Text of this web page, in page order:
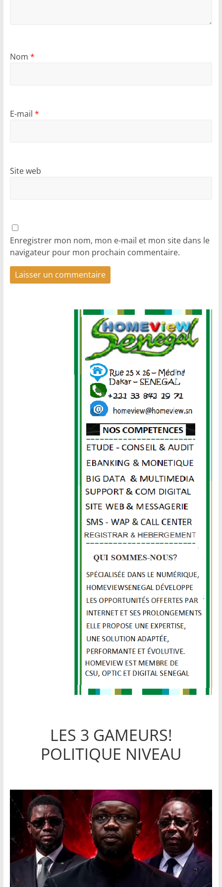
Nom *
E-mail *
Site web
Enregistrer mon nom, mon e-mail et mon site dans le
navigateur pour mon prochain commentaire.
LES 3 GAMEURS!
POLITIQUE NIVEAU